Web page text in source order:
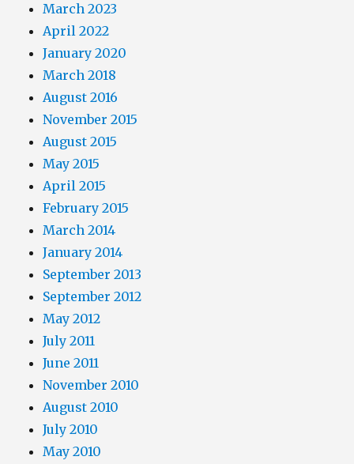
March 2023
April 2022
January 2020
March 2018
August 2016
November 2015
August 2015
May 2015
April 2015
February 2015
March 2014
January 2014
September 2013
September 2012
May 2012
July 2011
June 2011
November 2010
August 2010
July 2010
May 2010